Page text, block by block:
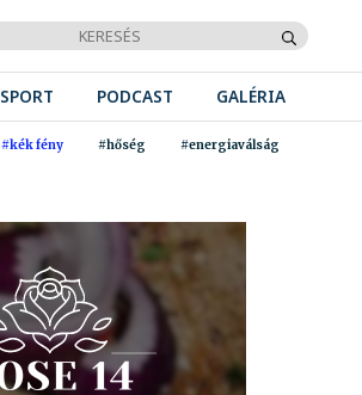
SPORT PODCAST GALÉRIA
#kék fény #hőség #energiaválság